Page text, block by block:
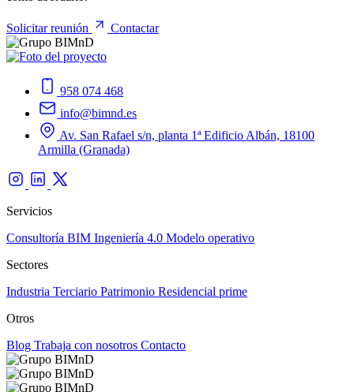
Solicitar reunión Contactar
958 074 468
info@bimnd.es
Av. San Rafael s/n, planta 1ª Edificio Albán, 18100
Armilla (Granada)
Servicios
Consultoría BIM Ingeniería 4.0 Modelo operativo
Sectores
Industria Terciario Patrimonio Residencial prime
Otros
Blog Trabaja con nosotros Contacto